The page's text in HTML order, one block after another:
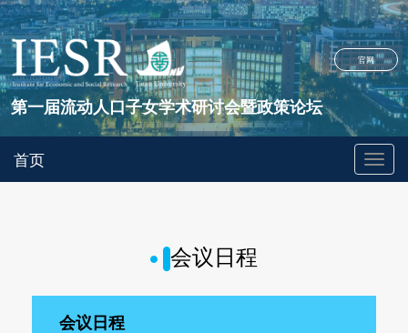
官网
第一届流动人口子女学术研讨会暨政策论坛
首页
会议日程
会议日程